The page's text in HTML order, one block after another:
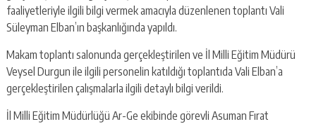
faaliyetleriyle ilgili bilgi vermek amacıyla düzenlenen toplantı Vali
Süleyman Elban’ın başkanlığında yapıldı.
Makam toplantı salonunda gerçekleştirilen ve İl Milli Eğitim Müdürü
Veysel Durgun ile ilgili personelin katıldığı toplantıda Vali Elban’a
gerçekleştirilen çalışmalarla ilgili detaylı bilgi verildi.
İl Milli Eğitim Müdürlüğü Ar-Ge ekibinde görevli Asuman Fırat